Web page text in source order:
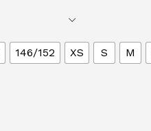
146/152 XS S M